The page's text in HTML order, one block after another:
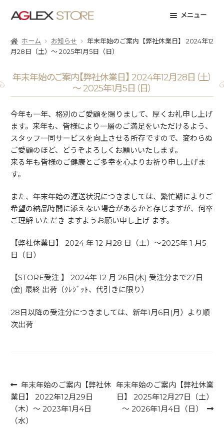
ナ
ビ
ー
ン
へ
キ
ッ
プ
コ
ン
ン
ス
キ
プ
メニュー
ホーム お知らせ
年末年始のご案内【弊社休業日】 2024年12
月28日（土）～ 2025年1月5日（日）
年末年始のご案内【弊社休業日】 2024年12月28日（土）
～ 2025年1月5日（日）
今年も一年、格別のご愛顧を賜りまして、厚くお礼申し上げ
ます。来年も、皆様により一層のご満足をいただけるよう、
スタッフ一同サービスを向上させる所存ですので、変わらぬ
ご愛顧のほど、どうぞよろしくお願いいたします。
来る年も皆様のご健康とご多幸を心よりお祈り申し上げま
す。
また、年末年始の運送状況につきましては、繁忙期によりご
希望の納品時間に添えない場合があるかと存じますが、何卒
ご理解 いただき ますようお願い申し上げ ます。
【弊社休業日】 2024 年 12 月28 日（土）～2025年 1 月5
日（日）
【STORE受注 】 2024年 12 月 26日(木) 受注分まで27日
(金) 最終 出荷（ｸﾚｼﾞｯﾄ、代引きに限り）
28日以降の受注分につきましては、新年1月6日(月）より順
次出荷
投稿ナビゲーション
前
の
投
稿:
年末年始のご案内【弊社休
業日】 2022年12月29日
（木）～ 2023年1月4日
（水）
次
の
投
年末年始のご案内【弊社休業
日】 2025年12月27日（土）
～ 2026年1月4日（日）